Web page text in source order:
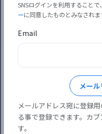
SNSログインを利用することで、
ーに同意したものとみなされま
Email
メー
メールアドレス宛に登録
る事で登録できます。カ
す。